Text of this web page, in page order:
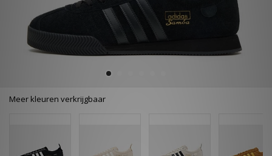
Meer kleuren verkrijgbaar